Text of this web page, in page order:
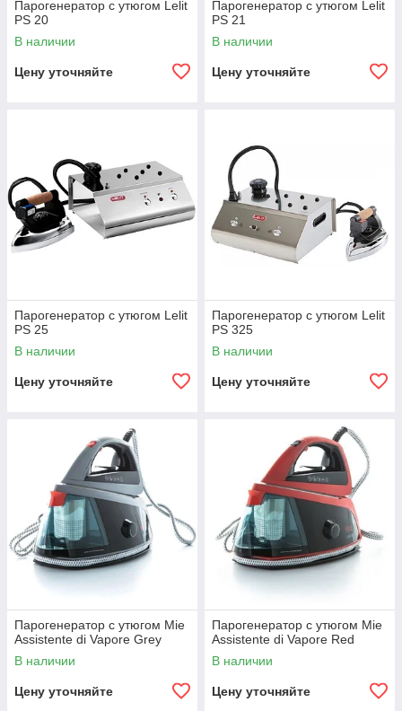
Парогенератор с утюгом Lelit
PS 20
В наличии
Цену уточняйте
Парогенератор с утюгом Lelit
PS 21
В наличии
Цену уточняйте
Парогенератор с утюгом Lelit
PS 25
В наличии
Цену уточняйте
Парогенератор с утюгом Lelit
PS 325
В наличии
Цену уточняйте
Парогенератор с утюгом Mie
Assistente di Vapore Grey
В наличии
Цену уточняйте
Парогенератор с утюгом Mie
Assistente di Vapore Red
В наличии
Цену уточняйте